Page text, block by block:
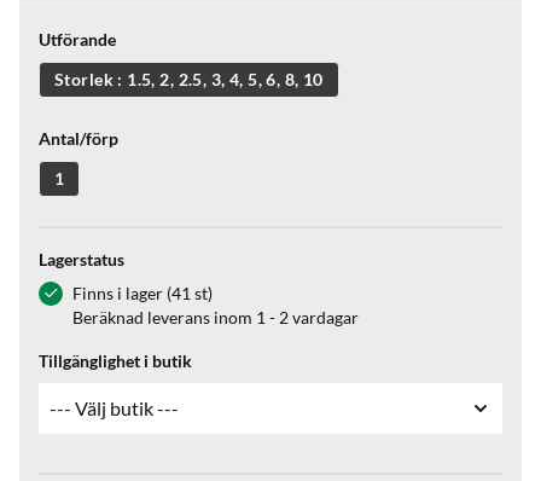
Utförande
Storlek : 1.5, 2, 2.5, 3, 4, 5, 6, 8, 10
Antal/förp
1
Lagerstatus
Finns i lager (41 st)
Beräknad leverans inom 1 - 2 vardagar
Tillgänglighet i butik